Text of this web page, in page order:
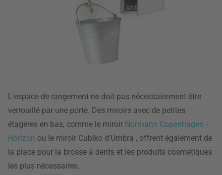
L'espace de rangement ne doit pas nécessairement être
verrouillé par une porte. Des miroirs avec de petites
étagères en bas, comme le miroir Normann Copenhagen -
Horizon ou le miroir Cubiko d'Umbra , offrent également de
la place pour la brosse à dents et les produits cosmétiques
les plus nécessaires.